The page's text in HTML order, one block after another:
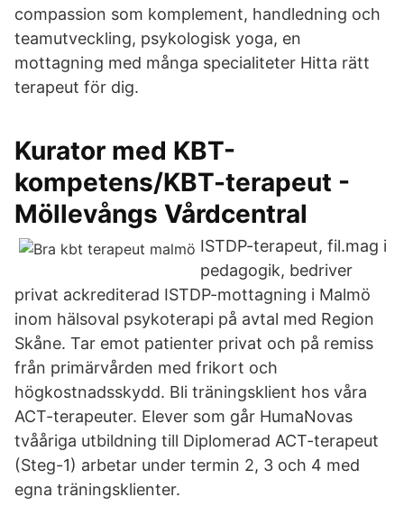
compassion som komplement, handledning och
teamutveckling, psykologisk yoga, en
mottagning med många specialiteter Hitta rätt
terapeut för dig.
Kurator med KBT-
kompetens/KBT-terapeut -
Möllevångs Vårdcentral
ISTDP-terapeut, fil.mag i
pedagogik, bedriver
privat ackrediterad ISTDP-mottagning i Malmö
inom hälsoval psykoterapi på avtal med Region
Skåne. Tar emot patienter privat och på remiss
från primärvården med frikort och
högkostnadsskydd. Bli träningsklient hos våra
ACT-terapeuter. Elever som går HumaNovas
tvååriga utbildning till Diplomerad ACT-terapeut
(Steg-1) arbetar under termin 2, 3 och 4 med
egna träningsklienter.